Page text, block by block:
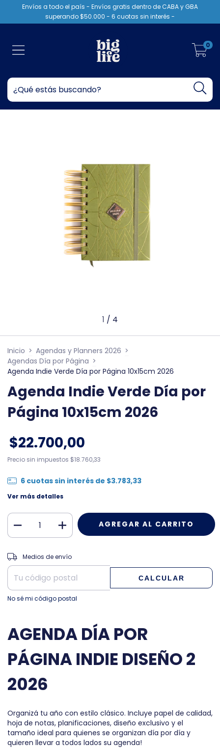
Envíos a todo el país - Envíos gratis dentro de CABA y GBA
superando $50.000 - 6 cuotas sin interés -
0
1 / 4
Inicio > Agendas y Planners 2026 >
Agendas Día por Página >
Agenda Indie Verde Día por Página 10x15cm 2026
Agenda Indie Verde Día por
Página 10x15cm 2026
$22.700,00
Precio sin impuestos $18.760,33
6 cuotas sin interés de $3.783,33
Ver más detalles
Entregas para el CP:
Medios de envío
CALCULAR
No sé mi código postal
AGENDA DÍA POR
PÁGINA INDIE DISEÑO 2
2026
Organizá tu año con estilo clásico. Incluye papel de calidad,
hoja de notas, planificaciones, diseño exclusivo y el
tamaño ideal para quienes se organizan día por día y
quieren llevar a todos lados su agenda!